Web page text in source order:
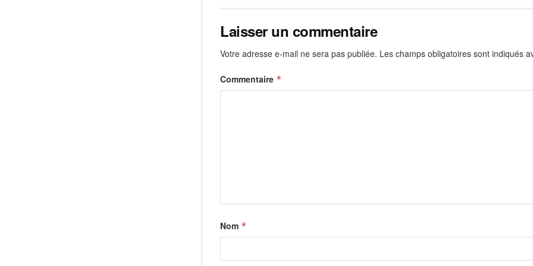
Laisser un commentaire
Votre adresse e-mail ne sera pas publiée. Les champs obligatoires sont indiqués
Commentaire *
Nom *